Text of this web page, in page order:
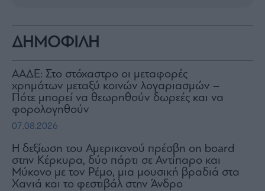
ΔΗΜΟΦΙΛΗ
ΑΑΔΕ: Στο στόχαστρο οι μεταφορές
χρημάτων μεταξύ κοινών λογαριασμών –
Πότε μπορεί να θεωρηθούν δωρεές και να
φορολογηθούν
07.08.2026
H δεξίωση του Αμερικανού πρέσβη on board
στην Κέρκυρα, δύο πάρτι σε Αντίπαρο και
Μύκονο με τον Ρέμο, μια μουσική βραδιά στα
Χανιά και το φεστιβάλ στην Άνδρο